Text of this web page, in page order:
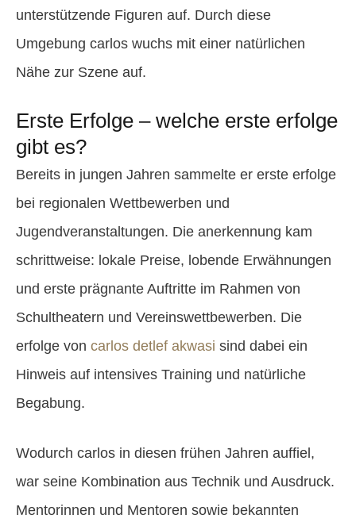
unterstützende Figuren auf. Durch diese
Umgebung carlos wuchs mit einer natürlichen
Nähe zur Szene auf.
Erste Erfolge – welche erste erfolge
gibt es?
Bereits in jungen Jahren sammelte er erste erfolge
bei regionalen Wettbewerben und
Jugendveranstaltungen. Die anerkennung kam
schrittweise: lokale Preise, lobende Erwähnungen
und erste prägnante Auftritte im Rahmen von
Schultheatern und Vereinswettbewerben. Die
erfolge von carlos detlef akwasi sind dabei ein
Hinweis auf intensives Training und natürliche
Begabung.
Wodurch carlos in diesen frühen Jahren auffiel,
war seine Kombination aus Technik und Ausdruck.
Mentorinnen und Mentoren sowie bekannten